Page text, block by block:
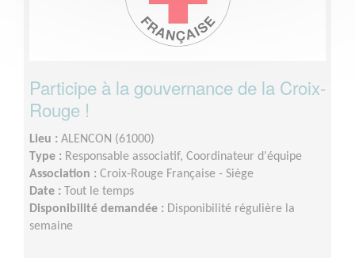
Participe à la gouvernance de la Croix-
Rouge !
Lieu : ALENCON (61000)
Type : Responsable associatif, Coordinateur d'équipe
Association : Croix-Rouge Française - Siège
Date : Tout le temps
Disponibilité demandée : Disponibilité régulière la
semaine